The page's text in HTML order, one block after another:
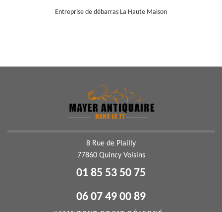
Entreprise de débarras La Haute Maison
8 Rue de Plailly
77860 Quincy Voisins
01 85 53 50 75
06 07 49 00 89